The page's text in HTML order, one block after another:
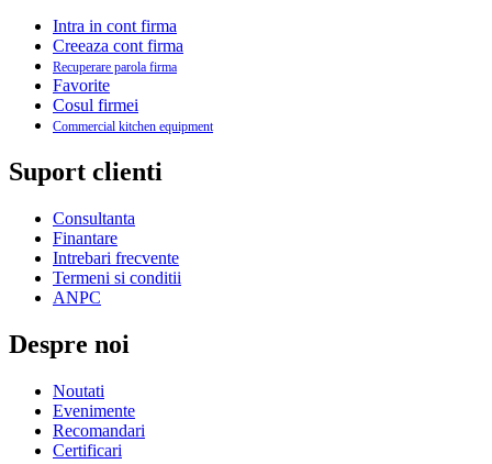
Intra in cont firma
Creeaza cont firma
Recuperare parola firma
Favorite
Cosul firmei
Commercial kitchen equipment
Suport clienti
Consultanta
Finantare
Intrebari frecvente
Termeni si conditii
ANPC
Despre noi
Noutati
Evenimente
Recomandari
Certificari